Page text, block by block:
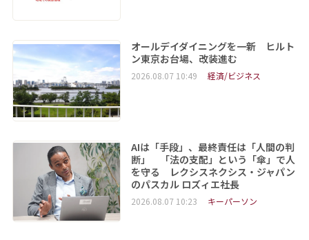
オールデイダイニングを一新 ヒルト
ン東京お台場、改装進む
2026.08.07 10:49 経済/ビジネス
AIは「手段」、最終責任は「人間の判
断」 「法の支配」という「傘」で人
を守る レクシスネクシス・ジャパン
のパスカル ロズィエ社長
2026.08.07 10:23 キーパーソン